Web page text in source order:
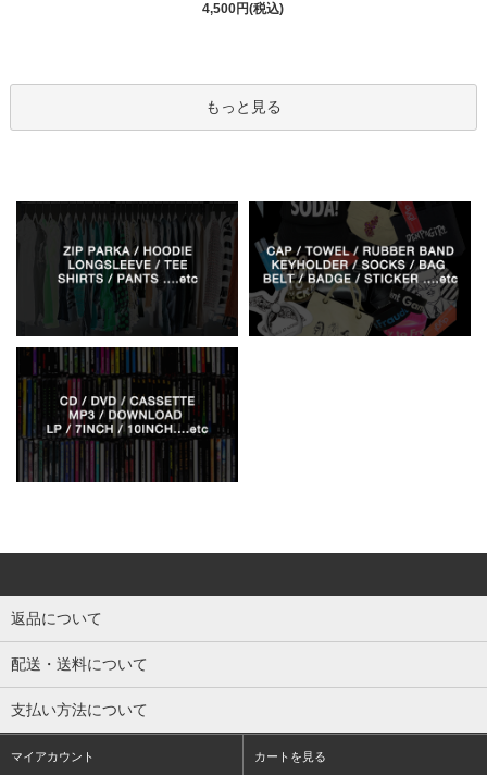
4,500円(税込)
もっと見る
返品について
配送・送料について
支払い方法について
マイアカウント カートを見る